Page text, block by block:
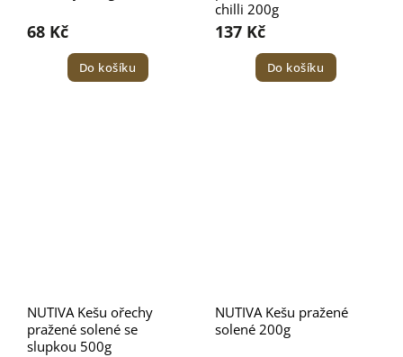
68 Kč
Do košíku
chilli 200g
137 Kč
Do košíku
NUTIVA Kešu ořechy
pražené solené se
slupkou 500g
NUTIVA Kešu pražené
solené 200g